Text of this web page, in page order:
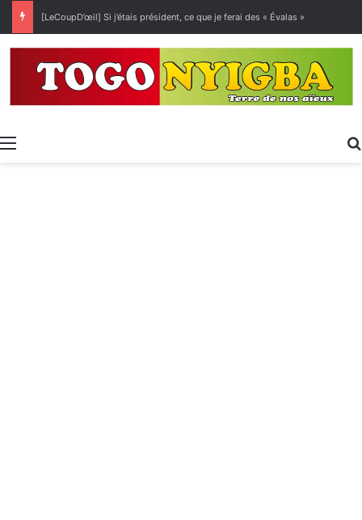
[LeCoupD’œil] Si j’étais président, ce que je ferai des « Évalas »
Menu